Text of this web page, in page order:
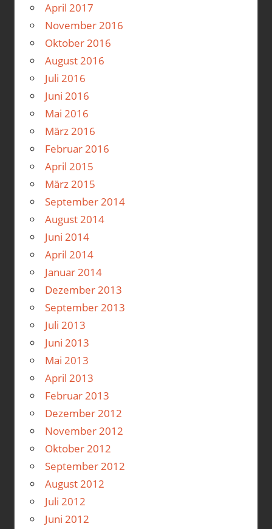
April 2017
November 2016
Oktober 2016
August 2016
Juli 2016
Juni 2016
Mai 2016
März 2016
Februar 2016
April 2015
März 2015
September 2014
August 2014
Juni 2014
April 2014
Januar 2014
Dezember 2013
September 2013
Juli 2013
Juni 2013
Mai 2013
April 2013
Februar 2013
Dezember 2012
November 2012
Oktober 2012
September 2012
August 2012
Juli 2012
Juni 2012